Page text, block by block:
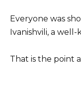
Everyone was
Ivanishvili, a well-
That is the point